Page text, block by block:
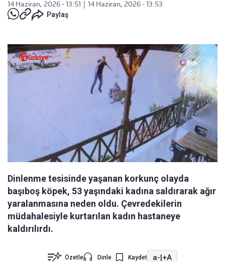
14 Haziran, 2026 - 13:51
14 Haziran, 2026 - 13:53
Paylaş
Dinlenme tesisinde yaşanan korkunç olayda
başıboş köpek, 53 yaşındaki kadına saldırarak ağır
yaralanmasına neden oldu. Çevredekilerin
müdahalesiyle kurtarılan kadın hastaneye
kaldırılırdı.
Özetle Dinle Kaydet a-|+A